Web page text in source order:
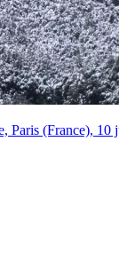
Paris (France), 10